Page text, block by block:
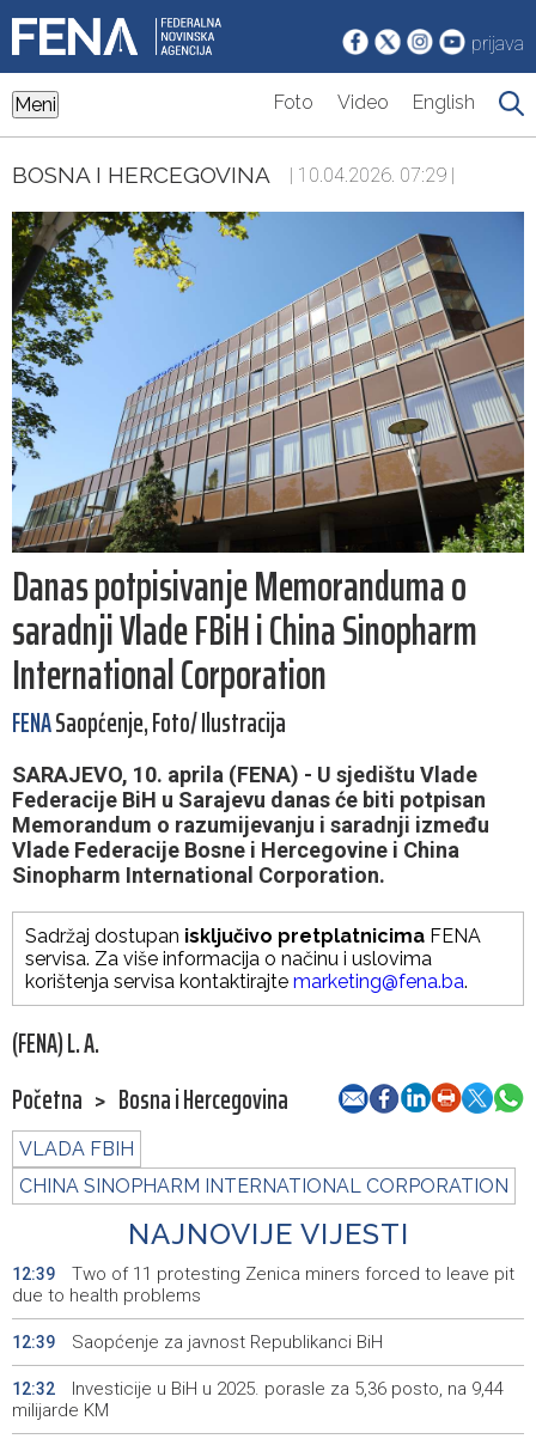
prijava
Meni Foto Video English
BOSNA I HERCEGOVINA | 10.04.2026. 07:29 |
Danas potpisivanje Memoranduma o
saradnji Vlade FBiH i China Sinopharm
International Corporation
FENASaopćenje, Foto/ Ilustracija
SARAJEVO, 10. aprila (FENA) - U sjedištu Vlade
Federacije BiH u Sarajevu danas će biti potpisan
Memorandum o razumijevanju i saradnji između
Vlade Federacije Bosne i Hercegovine i China
Sinopharm International Corporation.
Sadržaj dostupan isključivo pretplatnicima FENA
servisa. Za više informacija o načinu i uslovima
korištenja servisa kontaktirajte marketing@fena.ba.
(FENA) L. A.
Početna > Bosna i Hercegovina
VLADA FBIH
CHINA SINOPHARM INTERNATIONAL CORPORATION
NAJNOVIJE VIJESTI
12:39
Two of 11 protesting Zenica miners forced to leave pit
due to health problems
12:39 Saopćenje za javnost Republikanci BiH
12:32
Investicije u BiH u 2025. porasle za 5,36 posto, na 9,44
milijarde KM